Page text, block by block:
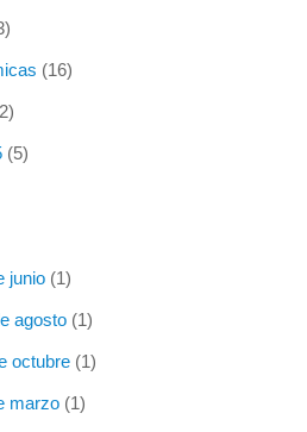
(16)
(5)
junio(1)
agosto(1)
octubre(1)
marzo(1)